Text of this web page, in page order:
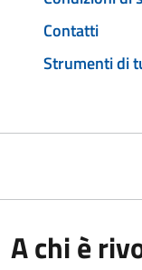
Contatti
Strumenti di
A chi è